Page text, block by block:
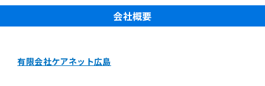
会社概要
有限会社ケアネット広島